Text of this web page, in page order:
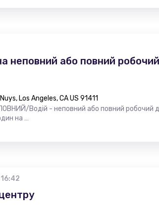
неповний або повний
Los Angeles, CA US 91411
Водій - неповний або повний робочий
на …